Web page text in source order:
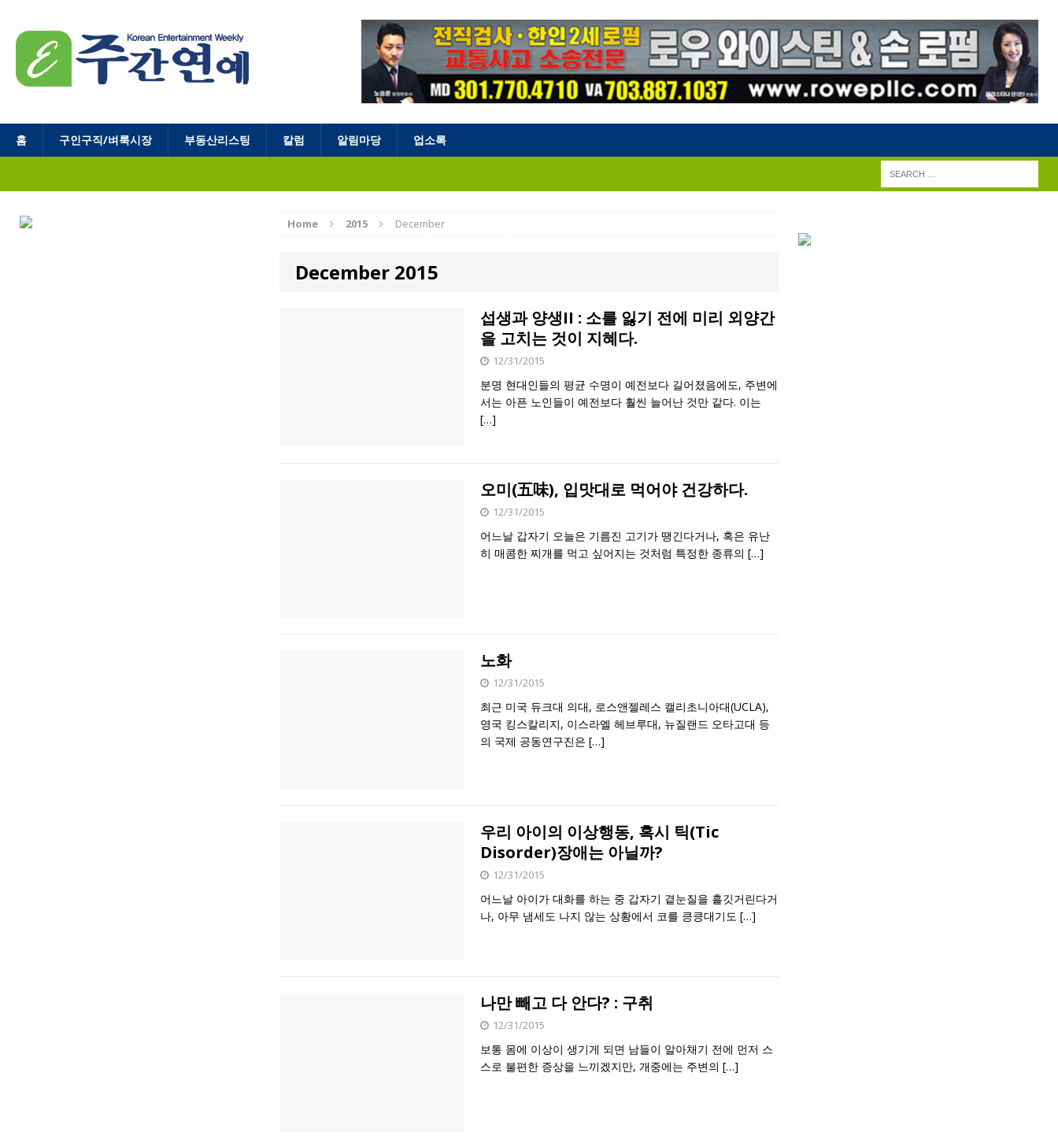
홈 구인구직/벼룩시장 부동산리스팅 칼럼 알림마당 업소록
Home 2015 December
December 2015
섭생과 양생II : 소를 잃기 전에 미리 외양간
을 고치는 것이 지혜다.
12/31/2015
분명 현대인들의 평균 수명이 예전보다 길어졌음에도, 주변에
서는 아픈 노인들이 예전보다 훨씬 늘어난 것만 같다. 이는
[…]
오미(五味), 입맛대로 먹어야 건강하다.
12/31/2015
어느날 갑자기 오늘은 기름진 고기가 땡긴다거나, 혹은 유난
히 매콤한 찌개를 먹고 싶어지는 것처럼 특정한 종류의 […]
노화
12/31/2015
최근 미국 듀크대 의대, 로스앤젤레스 캘리초니아대(UCLA),
영국 킹스칼리지, 이스라엘 헤브루대, 뉴질랜드 오타고대 등
의 국제 공동연구진은 […]
우리 아이의 이상행동, 혹시 틱(Tic
Disorder)장애는 아닐까?
12/31/2015
어느날 아이가 대화를 하는 중 갑자기 곁눈질을 흘깃거린다거
나, 아무 냄세도 나지 않는 상황에서 코를 킁킁대기도 […]
나만 빼고 다 안다? : 구취
12/31/2015
보통 몸에 이상이 생기게 되면 남들이 알아채기 전에 먼저 스
스로 불편한 증상을 느끼겠지만, 개중에는 주변의 […]